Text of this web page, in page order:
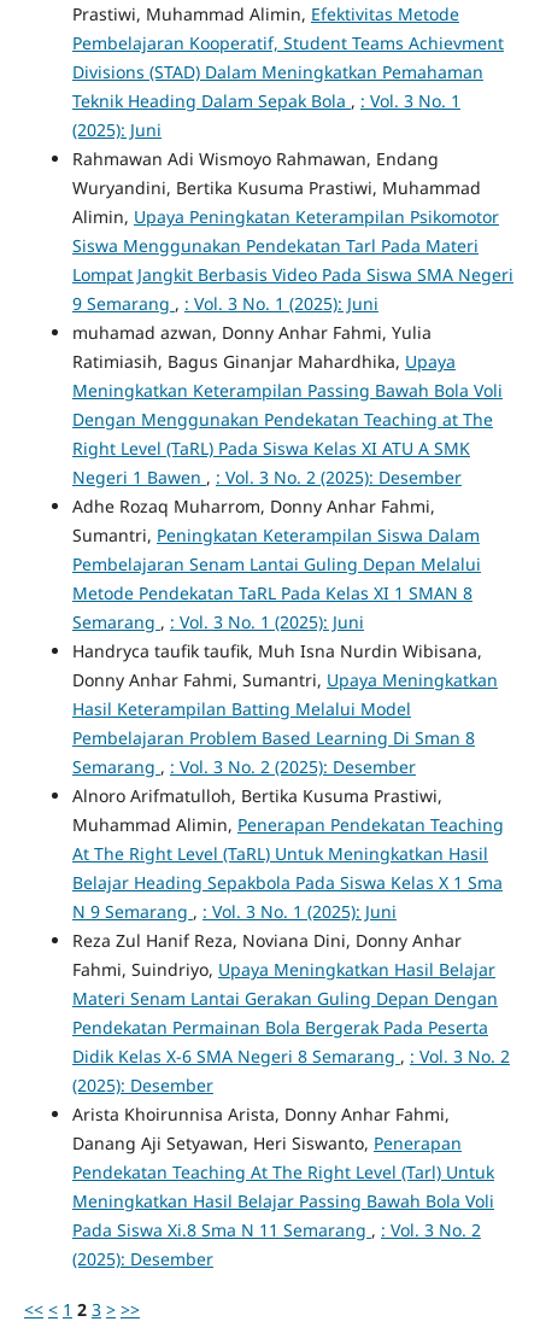
Prastiwi, Muhammad Alimin, Efektivitas Metode
Pembelajaran Kooperatif, Student Teams Achievment
Divisions (STAD) Dalam Meningkatkan Pemahaman
Teknik Heading Dalam Sepak Bola , : Vol. 3 No. 1
(2025): Juni
Rahmawan Adi Wismoyo Rahmawan, Endang
Wuryandini, Bertika Kusuma Prastiwi, Muhammad
Alimin, Upaya Peningkatan Keterampilan Psikomotor
Siswa Menggunakan Pendekatan Tarl Pada Materi
Lompat Jangkit Berbasis Video Pada Siswa SMA Negeri
9 Semarang , : Vol. 3 No. 1 (2025): Juni
muhamad azwan, Donny Anhar Fahmi, Yulia
Ratimiasih, Bagus Ginanjar Mahardhika, Upaya
Meningkatkan Keterampilan Passing Bawah Bola Voli
Dengan Menggunakan Pendekatan Teaching at The
Right Level (TaRL) Pada Siswa Kelas XI ATU A SMK
Negeri 1 Bawen , : Vol. 3 No. 2 (2025): Desember
Adhe Rozaq Muharrom, Donny Anhar Fahmi,
Sumantri, Peningkatan Keterampilan Siswa Dalam
Pembelajaran Senam Lantai Guling Depan Melalui
Metode Pendekatan TaRL Pada Kelas XI 1 SMAN 8
Semarang , : Vol. 3 No. 1 (2025): Juni
Handryca taufik taufik, Muh Isna Nurdin Wibisana,
Donny Anhar Fahmi, Sumantri, Upaya Meningkatkan
Hasil Keterampilan Batting Melalui Model
Pembelajaran Problem Based Learning Di Sman 8
Semarang , : Vol. 3 No. 2 (2025): Desember
Alnoro Arifmatulloh, Bertika Kusuma Prastiwi,
Muhammad Alimin, Penerapan Pendekatan Teaching
At The Right Level (TaRL) Untuk Meningkatkan Hasil
Belajar Heading Sepakbola Pada Siswa Kelas X 1 Sma
N 9 Semarang , : Vol. 3 No. 1 (2025): Juni
Reza Zul Hanif Reza, Noviana Dini, Donny Anhar
Fahmi, Suindriyo, Upaya Meningkatkan Hasil Belajar
Materi Senam Lantai Gerakan Guling Depan Dengan
Pendekatan Permainan Bola Bergerak Pada Peserta
Didik Kelas X-6 SMA Negeri 8 Semarang , : Vol. 3 No. 2
(2025): Desember
Arista Khoirunnisa Arista, Donny Anhar Fahmi,
Danang Aji Setyawan, Heri Siswanto, Penerapan
Pendekatan Teaching At The Right Level (Tarl) Untuk
Meningkatkan Hasil Belajar Passing Bawah Bola Voli
Pada Siswa Xi.8 Sma N 11 Semarang , : Vol. 3 No. 2
(2025): Desember
<< < 1 2 3 > >>